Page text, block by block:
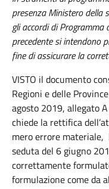
presenza Ministero della
gli accordi di Programma
precedente si intendono
fine di assicurare la
VISTO il documento
Regioni e delle
agosto 2019, allegato
chiede la rettifica
mero errore materiale,
seduta del 6 giugno
correttamente
formulazione come da